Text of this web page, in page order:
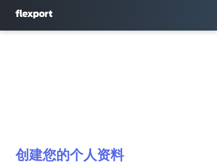
创建您的个人资料